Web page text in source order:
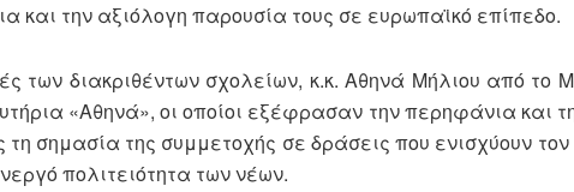
και την αξιόλογη παρουσία τους σε ευρωπαϊκό επίπεδο.
των διακριθέντων σχολείων, κ.κ. Αθηνά Μήλιου από το
«Αθηνά», οι οποίοι εξέφρασαν την περηφάνια και
σημασία της συμμετοχής σε δράσεις που ενισχύουν
πολιτειότητα των νέων.